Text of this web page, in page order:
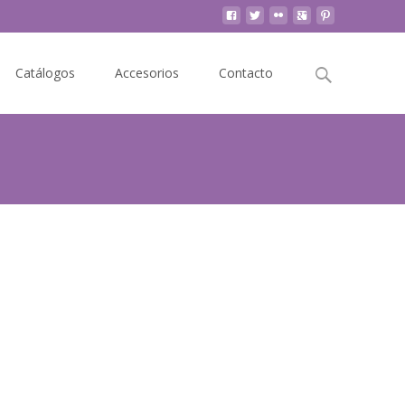
Catálogos Accesorios Contacto
Buscar
por: